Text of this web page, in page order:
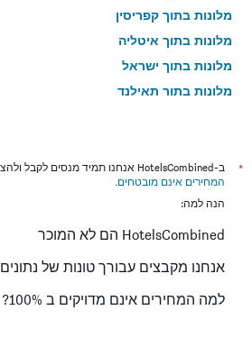
מלונות בתוך קפריסין
מלונות בתוך איטליה
מלונות בתוך ישראל
מלונות בתוך תאילנד
*
ב-HotelsCombined אנחנו תמיד מנסים לקבל ולהציג תמחור מדויק, עם זאת,
המחירים אינם מובטחים.
הנה למה:
HotelsCombined הם לא המוכר
אנחנו מקבצים עבורך טונות של נתונים
למה המחירים אינם מדויקים ב 100%?